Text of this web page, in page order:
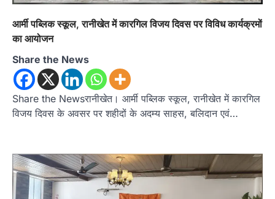
आर्मी पब्लिक स्कूल, रानीखेत में कारगिल विजय दिवस पर विविध कार्यक्रमों
का आयोजन
Share the News
Share the Newsरानीखेत। आर्मी पब्लिक स्कूल, रानीखेत में कारगिल
विजय दिवस के अवसर पर शहीदों के अदम्य साहस, बलिदान एवं…
2
हल्द्वानी में खड़गे का हुंकार, नौकरियों से लेकर
हल्द्वानी में आयोजित विजय शंखनाद रैली को संबोधित करते
हुए कांग्रेस के राष्ट्रीय अध्यक्ष मल्लिकार्जुन…
उत्तराखण्ड कुमाऊं ख़बरें नैनीताल
कांग्रेस नेता
Admin August 8, 2026
कांग्रेस कार्यकर्ताओं की बसें रोकने का आरोप, एसएसपी